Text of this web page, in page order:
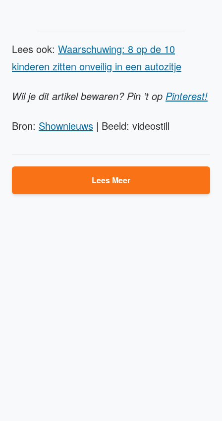
Lees ook: Waarschuwing: 8 op de 10
kinderen zitten onveilig in een autozitje
Wil je dit artikel bewaren? Pin ’t op Pinterest!
Bron: Shownieuws | Beeld: videostill
Lees Meer